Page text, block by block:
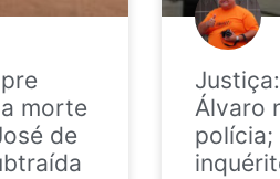
morte
de
Álvaro
polícia;